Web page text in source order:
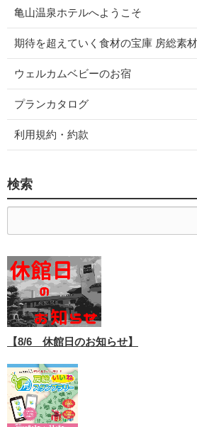
亀山温泉ホテルへようこそ
期待を超えていく食材の宝庫 房総素
ウェルカムベビーのお宿
プランカタログ
利用規約・約款
検索
【8/6 休館日のお知らせ】